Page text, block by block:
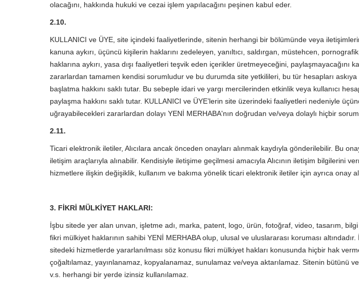
olacağını, hakkında hukuki ve cezai işlem yapılacağını peşinen kabul eder.
2.10.
KULLANICI ve ÜYE, site içindeki faaliyetlerinde, sitenin herhangi bir bölümünde veya
kanuna aykırı, üçüncü kişilerin haklarını zedeleyen, yanıltıcı, saldırgan, müstehcen,
haklarına aykırı, yasa dışı faaliyetleri teşvik eden içerikler üretmeyeceğini, paylaşmayacağını
zararlardan tamamen kendisi sorumludur ve bu durumda site yetkilileri, bu tür hesapları
başlatma hakkını saklı tutar. Bu sebeple idari ve yargı mercilerinden etkinlik veya kullanıcı
paylaşma hakkını saklı tutar. KULLANICI ve ÜYE’lerin site üzerindeki faaliyetleri nedeniyle
uğrayabilecekleri zararlardan dolayı YENİ MERHABA'nın doğrudan ve/veya dolaylı hiçbir
2.11.
Ticari elektronik iletiler, Alıcılara ancak önceden onayları alınmak kaydıyla gönderilebilir. Bu
iletişim araçlarıyla alınabilir. Kendisiyle iletişime geçilmesi amacıyla Alıcının iletişim bilgilerini
hizmetlere ilişkin değişiklik, kullanım ve bakıma yönelik ticari elektronik iletiler için ayrıca onay
3. FİKRİ MÜLKİYET HAKLARI:
İşbu sitede yer alan unvan, işletme adı, marka, patent, logo, ürün, fotoğraf, video, tasarım,
fikri mülkiyet haklarının sahibi YENİ MERHABA olup, ulusal ve uluslararası koruması
sitedeki hizmetlerde yararlanılması söz konusu fikri mülkiyet hakları konusunda hiçbir hak
çoğaltılamaz, yayınlanamaz, kopyalanamaz, sunulamaz ve/veya aktarılamaz. Sitenin bütünü
v.s. herhangi bir yerde izinsiz kullanılamaz.